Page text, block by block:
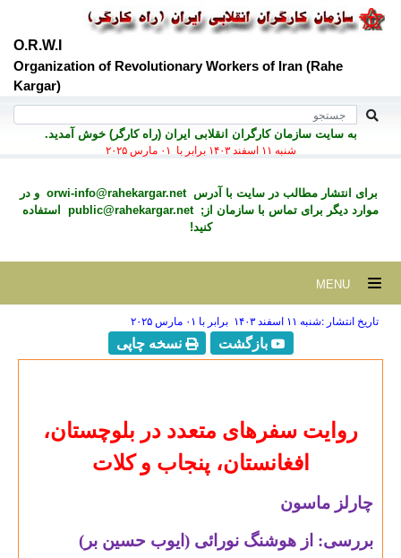
O.R.W.I
Organization of Revolutionary Workers of Iran (Rahe
Kargar)
به سايت سازمان کارگران انقلابی ايران (راه کارگر) خوش آمديد.
شنبه ۱۱ اسفند ۱۴۰۳ برابر با ۰۱ مارس ۲۰۲۵
برای انتشار مطالب در سايت با آدرسorwi-info@rahekargar.net و در
موارد ديگر برای تماس با سازمان از;public@rahekargar.net
استفاده
کنید!
تاریخ انتشار :شنبه ۱۱ اسفند ۱۴۰۳ برابر با ۰۱ مارس ۲۰۲۵
بازگشت نسخه چاپی
روایت سفرهای متعدد در بلوچستان،
افغانستان، پنجاب و کلات
چارلز ماسون
بررسی: از هوشنگ نورائی (ایوب حسین بر)